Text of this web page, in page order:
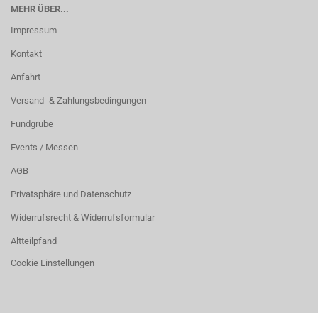
MEHR ÜBER...
Impressum
Kontakt
Anfahrt
Versand- & Zahlungsbedingungen
Fundgrube
Events / Messen
AGB
Privatsphäre und Datenschutz
Widerrufsrecht & Widerrufsformular
Altteilpfand
Cookie Einstellungen